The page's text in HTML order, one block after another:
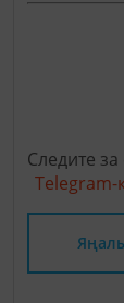
Следите
Telegram-